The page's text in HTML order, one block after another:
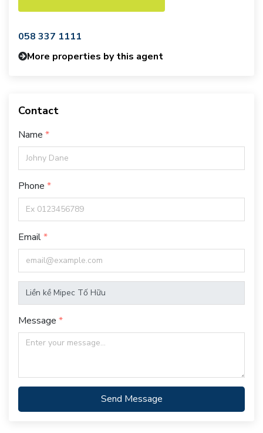
058 337 1111
More properties by this agent
Contact
Name
Phone
Email
Message
Send Message